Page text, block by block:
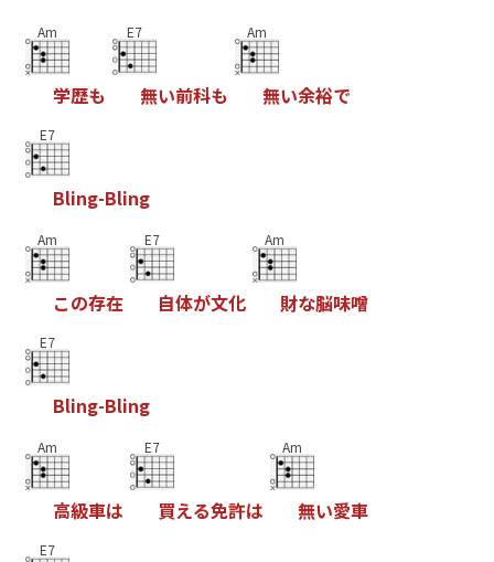
Am
学歴も
E7
無い前科も
Am
無い余裕で
E7
Bling-Bling
Am
この存在
E7
自体が文化
Am
財な脳味噌
E7
Bling-Bling
Am
高級車は
E7
買える免許は
Am
無い愛車
E7